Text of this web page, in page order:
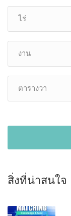
สิ่งที่น่าสนใจ